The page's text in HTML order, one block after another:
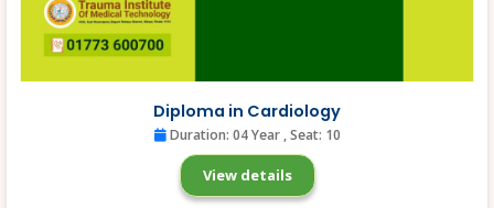
Diploma in Cardiology
Duration: 04 Year , Seat: 10
View details